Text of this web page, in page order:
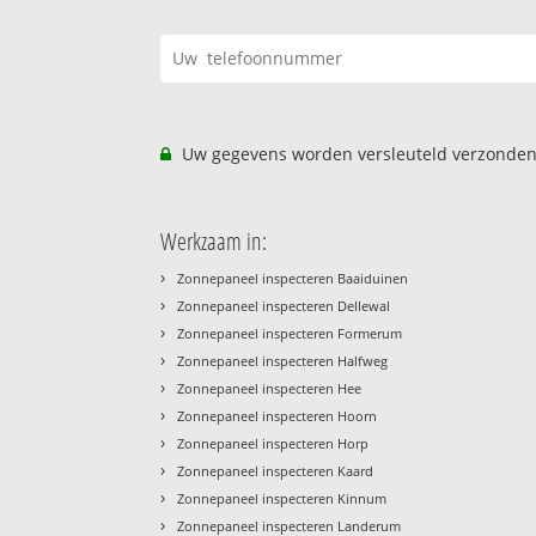
Uw gegevens worden versleuteld
Werkzaam in:
› Zonnepaneel inspecteren Baaiduinen
› Zonnepaneel inspecteren Dellewal
› Zonnepaneel inspecteren Formerum
› Zonnepaneel inspecteren Halfweg
› Zonnepaneel inspecteren Hee
› Zonnepaneel inspecteren Hoorn
› Zonnepaneel inspecteren Horp
› Zonnepaneel inspecteren Kaard
› Zonnepaneel inspecteren Kinnum
› Zonnepaneel inspecteren Landerum